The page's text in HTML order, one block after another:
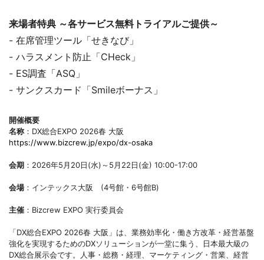
来場者特典 ～各サービス無料トライアルご提供～
- 在席管理ツール「せきなび」
- ハラスメント防止「CHeck」
- ES調査「ASQ」
- サンクスカード「Smileボーナス」
開催概要
名称 ：DX総合EXPO 2026春 大阪
https://www.bizcrew.jp/expo/dx-osaka
会期 ：2026年5月20日(水)～5月22日(金) 10:00-17:00
会場：インテックス大阪 (4号館・6号館B)
主催 ：Bizcrew EXPO 実行委員会
「DX総合EXPO 2026春 大阪」は、業務効率化・働き方改革・経営基盤
強化を実現するためのDXソリューションが一堂に集う、日本最大級の
DX総合展示会です。人事・総務・経理、マーケティング・営業、経営